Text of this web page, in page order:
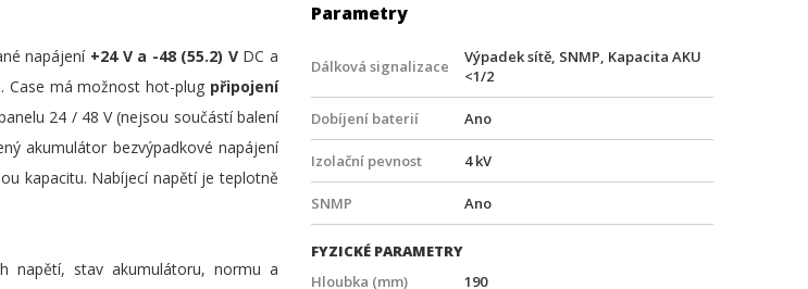
napájení +24 V a -48 (55.2) VDC a
Case má možnost hot-plug připojení
24 / 48 V (nejsou součástí balení
akumulátor bezvýpadkové napájení
kapacitu. Nabíjecí napětí je teplotně
napětí, stav akumulátoru, normu a
Parametry
Dálková signalizace
Výpadek sítě, SNMP, Kapacita AKU
<1/2
Dobíjení baterií Ano
Izolační pevnost 4 kV
SNMP Ano
FYZICKÉ PARAMETRY
Hloubka (mm)
190